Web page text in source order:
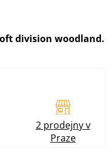
division woodland.
2 prodejny v
Praze